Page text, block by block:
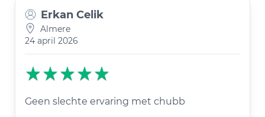
Erkan Celik
Almere
24 april 2026
Geen slechte ervaring met chubb